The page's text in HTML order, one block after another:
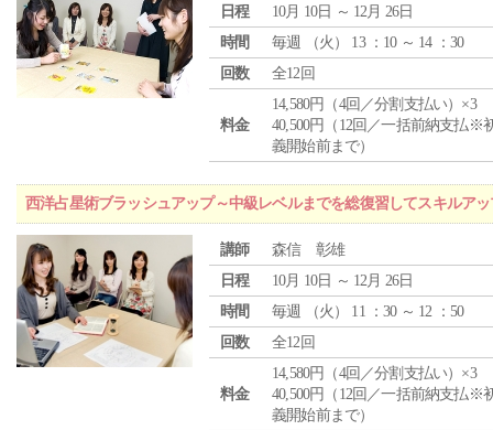
日程
10月 10日 ～ 12月 26日
時間
毎週 （火 ） 13 ：10 ～ 14 ：30
回数
全12回
料金
14,580円（4回／分割支払い）×3
40,500円（12回／一括前納支払※
義開始前まで）
西洋占星術ブラッシュアップ～中級レベルまでを総復習してスキルア
講師
森信 彰雄
日程
10月 10日 ～ 12月 26日
時間
毎週 （火 ） 11 ：30 ～ 12 ：50
回数
全12回
料金
14,580円（4回／分割支払い）×3
40,500円（12回／一括前納支払※
義開始前まで）